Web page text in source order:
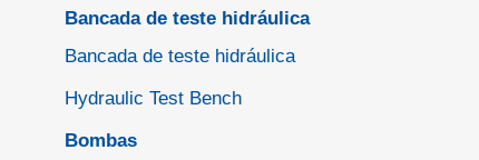
Bancada de teste hidráulica
Bancada de teste hidráulica
Hydraulic Test Bench
Bombas